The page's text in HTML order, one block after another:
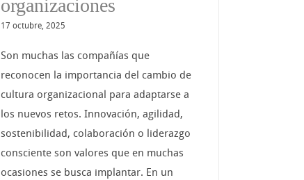
organizaciones
17 octubre, 2025
Son muchas las compañías que
reconocen la importancia del cambio de
cultura organizacional para adaptarse a
los nuevos retos. Innovación, agilidad,
sostenibilidad, colaboración o liderazgo
consciente son valores que en muchas
ocasiones se busca implantar. En un